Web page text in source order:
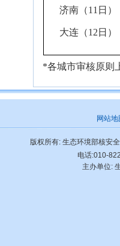
济南（1 1 日）
大连 （1 2 日）
*各城市审核原则
网站地
版权所有: 生态环境部核安
电话:010-
主办单位: